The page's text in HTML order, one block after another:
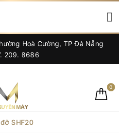
Hoà Cường, TP Đà Nẵng
209. 8686
0
SHF20